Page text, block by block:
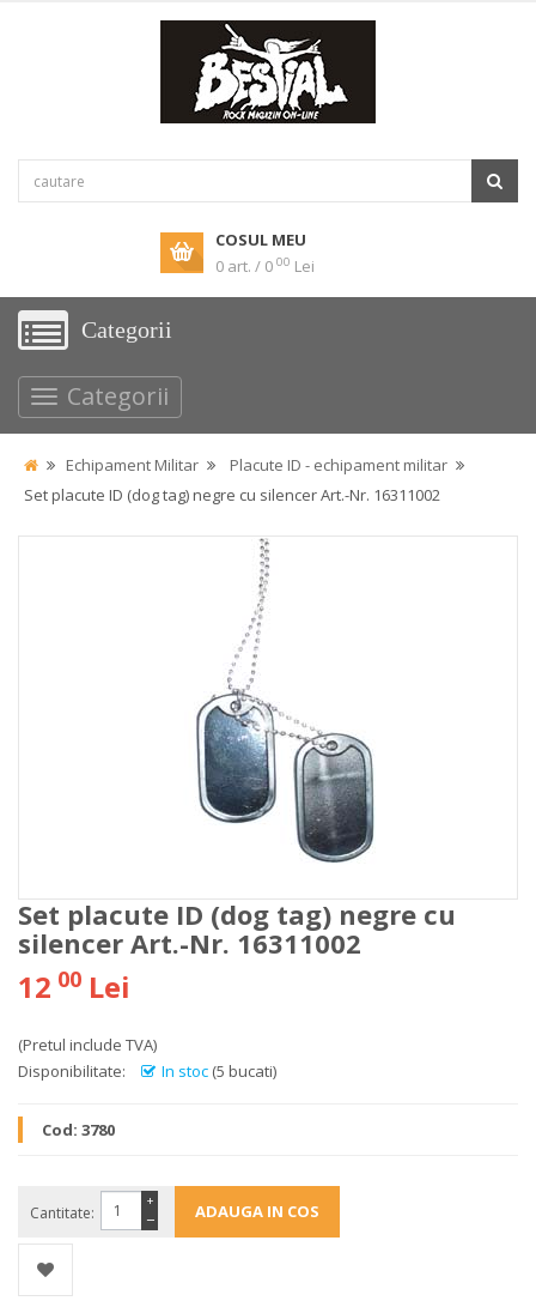
COSUL MEU
0 art. / 0 00 Lei
Categorii
Categorii
Echipament Militar
Placute ID - echipament militar
Set placute ID (dog tag) negre cu silencer Art.-Nr. 16311002
Set placute ID (dog tag) negre cu
silencer Art.-Nr. 16311002
12 00 Lei
(Pretul include TVA)
Disponibilitate:
In stoc (5 bucati)
Cod: 3780
Cantitate: −
+